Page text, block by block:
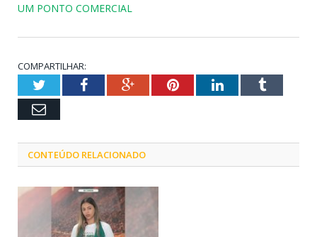
UM PONTO COMERCIAL
COMPARTILHAR:
TwitterFacebookGoogle+PinterestLinkedInTumblr
Email
CONTEÚDO RELACIONADO